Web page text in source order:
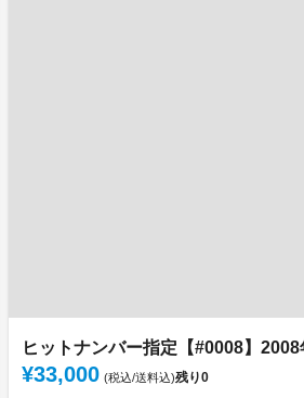
ヒットナンバー指定【#0008】2008
¥33,000 (税込/送料込)残り0